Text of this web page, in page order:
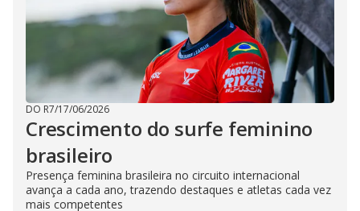
DO R7/17/06/2026
Crescimento do surfe feminino
brasileiro
Presença feminina brasileira no circuito internacional
avança a cada ano, trazendo destaques e atletas cada vez
mais competentes